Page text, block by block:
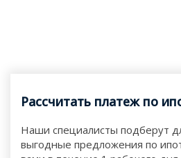
Рассчитать платеж по
Наши специалисты подберут
выгодные предложения по